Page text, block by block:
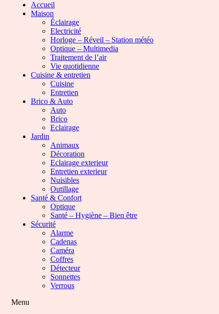
Accueil
Maison
Éclairage
Electricité
Horloge – Réveil – Station météo
Optique – Multimedia
Traitement de l’air
Vie quotidienne
Cuisine & entretien
Cuisine
Entretien
Brico & Auto
Auto
Brico
Eclairage
Jardin
Animaux
Décoration
Eclairage exterieur
Entretien exterieur
Nuisibles
Outillage
Santé & Confort
Optique
Santé – Hygiène – Bien être
Sécurité
Alarme
Cadenas
Caméra
Coffres
Détecteur
Sonnettes
Verrous
Menu